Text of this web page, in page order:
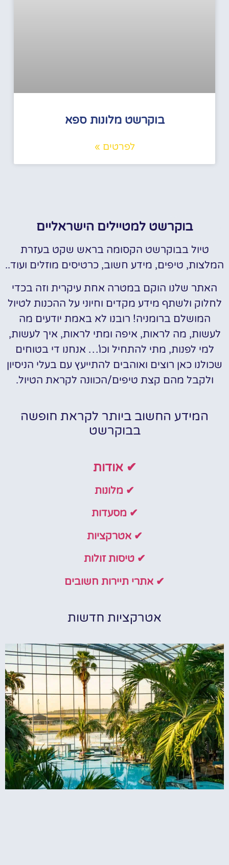
בוקרשט מלונות ספא
לפרטים »
בוקרשט למטיילים הישראליים
טיול בבוקרשט הקסומה בראש שקט בעזרת
המלצות, טיפים, מידע חשוב, כרטיסים מוזלים ועוד..
האתר שלנו הוקם במטרה אחת עיקרית וזה בכדי
לחלוק ולשתף מידע מקדים וחיוני על ההכנות לטיול
המושלם ברומניה! רובנו לא באמת יודעים מה
לעשות, מה לראות, איפה ומתי לראות, איך לעשות,
למי לפנות, מתי להתחיל וכו'… אנחנו די בטוחים
שכולנו כאן רוצים ואוהבים להתייעץ עם בעלי הניסיון
ולקבל מהם קצת טיפים/הכוונה לקראת הטיול.
המידע החשוב ביותר לקראת חופשה
בבוקרשט
✔ אודות
✔ מלונות
✔ מסעדות
✔ אטרקציות
✔ טיסות זולות
✔ אתרי תיירות חשובים
אטרקציות חדשות